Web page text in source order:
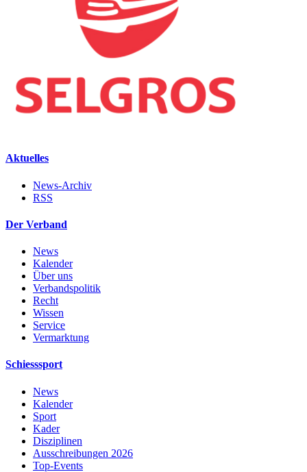
Aktuelles
News-Archiv
RSS
Der Verband
News
Kalender
Über uns
Verbandspolitik
Recht
Wissen
Service
Vermarktung
Schiesssport
News
Kalender
Sport
Kader
Disziplinen
Ausschreibungen 2026
Top-Events